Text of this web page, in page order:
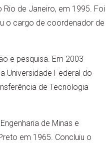
de Janeiro, em 1995. Foi
o cargo de coordenador de
e pesquisa. Em 2003
Universidade Federal do
de Tecnologia
de Minas e
em 1965. Concluiu o